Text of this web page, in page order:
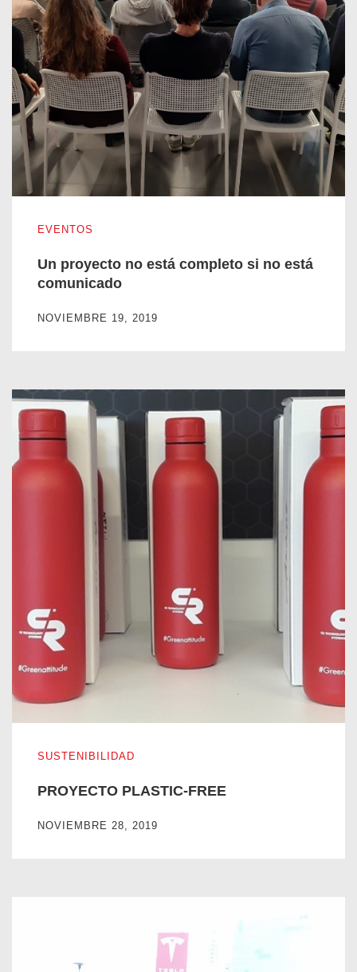
EVENTOS
Un proyecto no está completo si no está
comunicado
NOVIEMBRE 19, 2019
SUSTENIBILIDAD
PROYECTO PLASTIC-FREE
NOVIEMBRE 28, 2019